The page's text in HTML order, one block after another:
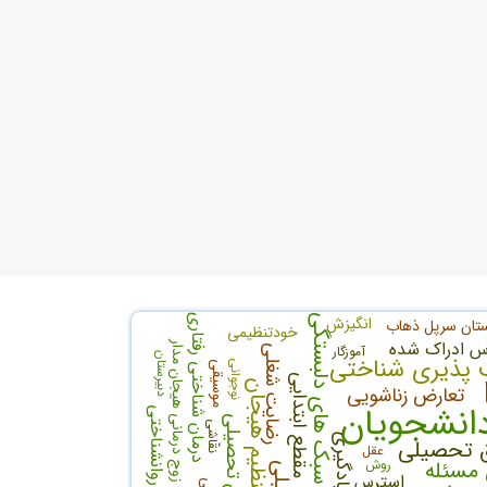
پذیری شناختی
تحصیلی سبک های دلبستگی تنظیم هیجان تعارض زناشویی مقطع ابتداییرضایت شغلی
یادگیری درمان شناختی رفتاری ادراک شده زوج درمانی هیجان مدار
سرپل ذهاب خودتنظیمی
موسیقی
انگیزش
دبیرستان
روش
نوجوانی
نقّاشی
آموزگار
عقل